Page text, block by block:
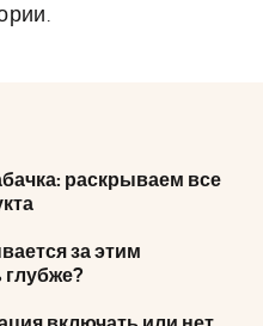
раскрываем все
за этим